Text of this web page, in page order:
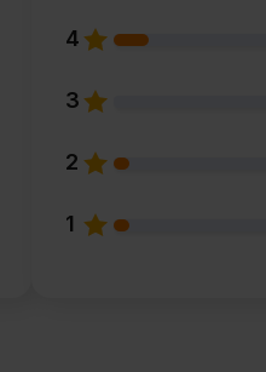
4
3
2
1